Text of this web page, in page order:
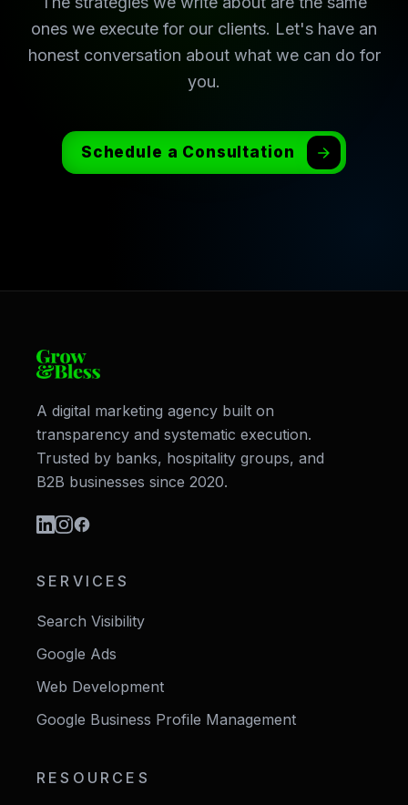
ones we execute for our clients. Let's have an
honest conversation about what we can do for
you.
Schedule a Consultation
A digital marketing agency built on
transparency and systematic execution.
Trusted by banks, hospitality groups, and
B2B businesses since 2020.
SERVICES
Search Visibility
Google Ads
Web Development
Google Business Profile Management
RESOURCES